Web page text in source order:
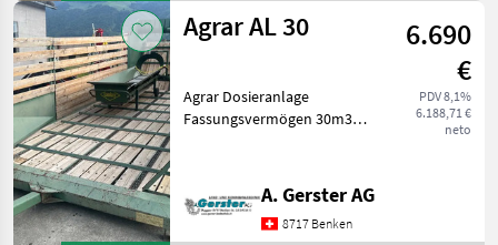
za
transport
Agrar AL 30
6.690
€
PDV 8,1%
6.188,71 €
neto
Agrar Dosieranlage
Fassungsvermögen 30m3
za transport Strojevi za
doziranje
A. Gerster AG
8717 Benken